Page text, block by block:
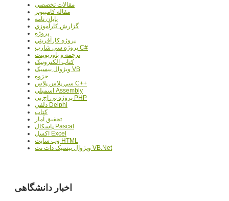
مقالات تخصصي
مقاله کامپیوتر
پایان نامه
گزارش کارآموزي
پروژه
پروژه کارآفريني
پروژه سي شارپ C#
ترجمه و پاورپوينت
کتاب الکترونيک
ويژوال بيسيک VB
جزوه
سي پلاس پلاس C++
اسمبلي Assembly
پروژه پي اچ پي PHP
دلفي Delphi
کتاب
تحقيق آمار
پاسکال Pascal
اکسل Excel
وب سايت HTML
ويژوال بيسيک دات نت VB.Net
اخبار دانشگاهی